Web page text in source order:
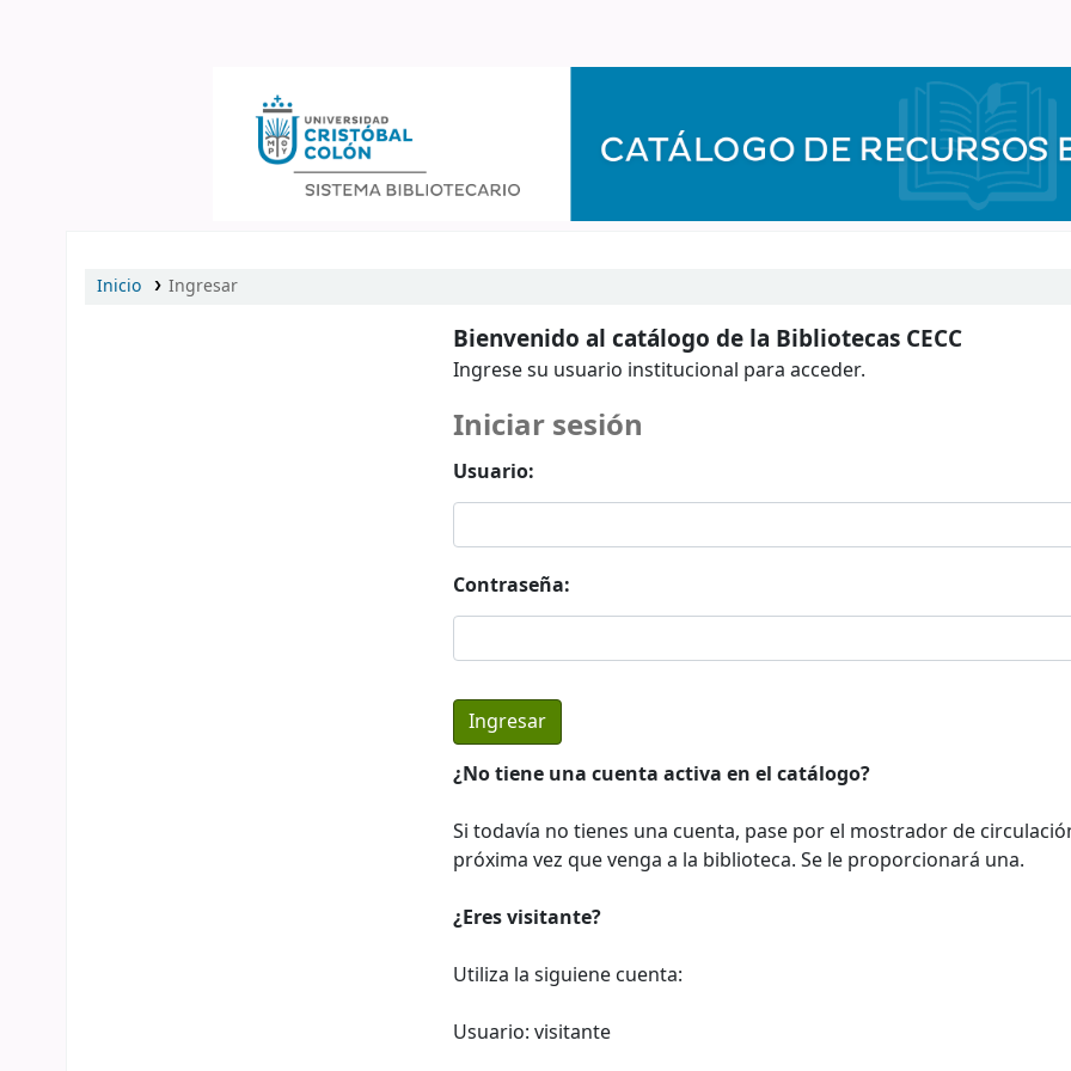
Inicio Ingresar
Bienvenido al catálogo de la Bibliotecas CECC
Ingrese su usuario institucional para acceder.
Iniciar sesión
Usuario:
Contraseña:
¿No tiene una cuenta activa en el catálogo?
Si todavía no tienes una cuenta, pase por el mostrador de
próxima vez que venga a la biblioteca. Se le proporcionará una.
¿Eres visitante?
Utiliza la siguiene cuenta:
Usuario: visitante